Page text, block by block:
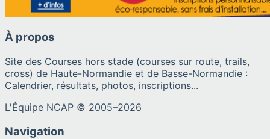
À propos
Site des Courses hors stade (courses sur route, trails,
cross) de Haute-Normandie et de Basse-Normandie :
Calendrier, résultats, photos, inscriptions...
L'Équipe NCAP © 2005–2026
Navigation